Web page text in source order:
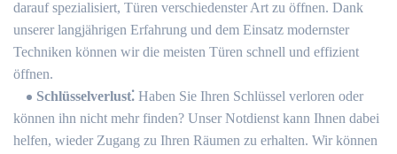
darauf spezialisiert, Türen verschiedenster Art zu öffnen. Dank
unserer langjährigen Erfahrung und dem Einsatz modernster
Techniken können wir die meisten Türen schnell und effizient
öffnen.​
Schlüsselverlust⁚ Haben Sie Ihren Schlüssel verloren oder
können ihn nicht mehr finden?​ Unser Notdienst kann Ihnen dabei
helfen, wieder Zugang zu Ihren Räumen zu erhalten.​ Wir können